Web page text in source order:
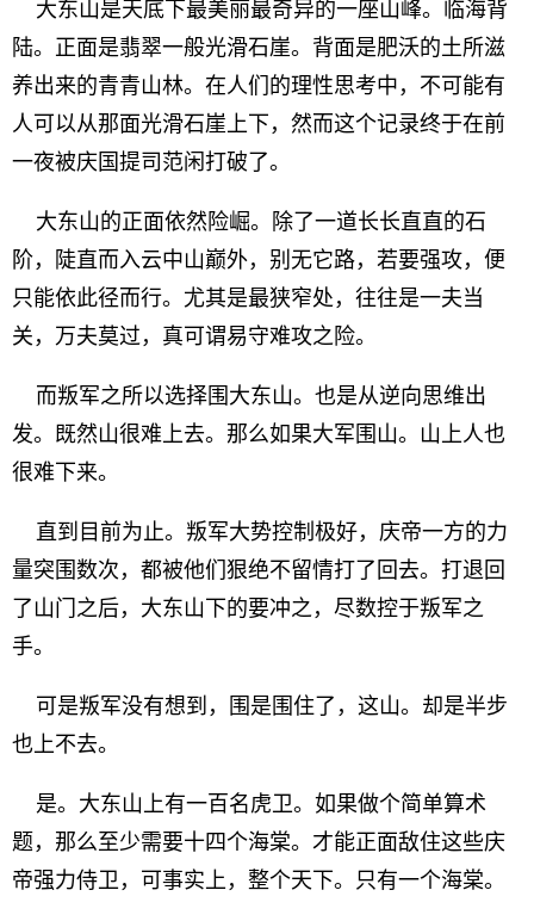
大东山是天底下最美丽最奇异的一座山峰。临海背
陆。正面是翡翠一般光滑石崖。背面是肥沃的土所滋
养出来的青青山林。在人们的理性思考中，不可能有
人可以从那面光滑石崖上下，然而这个记录终于在前
一夜被庆国提司范闲打破了。
大东山的正面依然险崛。除了一道长长直直的石
阶，陡直而入云中山巅外，别无它路，若要强攻，便
只能依此径而行。尤其是最狭窄处，往往是一夫当
关，万夫莫过，真可谓易守难攻之险。
而叛军之所以选择围大东山。也是从逆向思维出
发。既然山很难上去。那么如果大军围山。山上人也
很难下来。
直到目前为止。叛军大势控制极好，庆帝一方的力
量突围数次，都被他们狠绝不留情打了回去。打退回
了山门之后，大东山下的要冲之，尽数控于叛军之
手。
可是叛军没有想到，围是围住了，这山。却是半步
也上不去。
是。大东山上有一百名虎卫。如果做个简单算术
题，那么至少需要十四个海棠。才能正面敌住这些庆
帝强力侍卫，可事实上，整个天下。只有一个海棠。